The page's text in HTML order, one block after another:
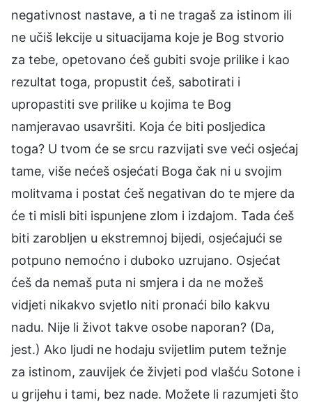
negativnost nastave, a ti ne tragaš za istinom ili
ne učiš lekcije u situacijama koje je Bog stvorio
za tebe, opetovano ćeš gubiti svoje prilike i kao
rezultat toga, propustit ćeš, sabotirati i
upropastiti sve prilike u kojima te Bog
namjeravao usavršiti. Koja će biti posljedica
toga? U tvom će se srcu razvijati sve veći osjećaj
tame, više nećeš osjećati Boga čak ni u svojim
molitvama i postat ćeš negativan do te mjere da
će ti misli biti ispunjene zlom i izdajom. Tada ćeš
biti zarobljen u ekstremnoj bijedi, osjećajući se
potpuno nemoćno i duboko uzrujano. Osjećat
ćeš da nemaš puta ni smjera i da ne možeš
vidjeti nikakvo svjetlo niti pronaći bilo kakvu
nadu. Nije li život takve osobe naporan? (Da,
jest.) Ako ljudi ne hodaju svijetlim putem težnje
za istinom, zauvijek će živjeti pod vlašću Sotone i
u grijehu i tami, bez nade. Možete li razumjeti što